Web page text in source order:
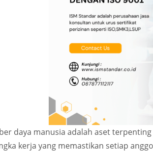
daya manusia adalah aset
kerja yang memastikan setiap